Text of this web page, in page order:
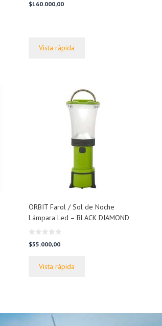
d
$160.000,00
Vista rápida
ORBIT Farol / Sol de Noche
Lámpara Led – BLACK DIAMOND
0
d
$55.000,00
Vista rápida